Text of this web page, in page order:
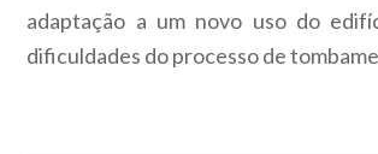
adaptação a um novo uso do
dificuldades do processo de